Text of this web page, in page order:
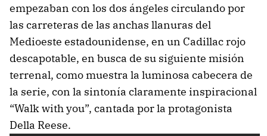
empezaban con los dos ángeles circulando por
las carreteras de las anchas llanuras del
Medioeste estadounidense, en un Cadillac rojo
descapotable, en busca de su siguiente misión
terrenal, como muestra la luminosa cabecera de
la serie, con la sintonía claramente inspiracional
“Walk with you”, cantada por la protagonista
Della Reese.